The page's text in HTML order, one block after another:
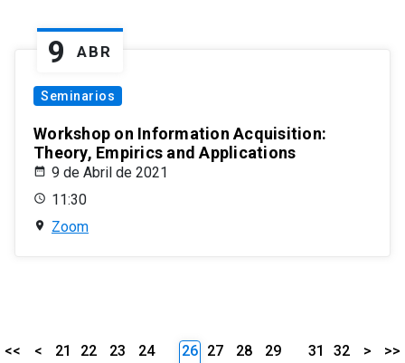
9 ABR
Seminarios
Workshop on Information Acquisition:
Theory, Empirics and Applications
9 de Abril de 2021
11:30
Zoom
<< < 21 22 23
24
26 27 28
29
31 32 > >>